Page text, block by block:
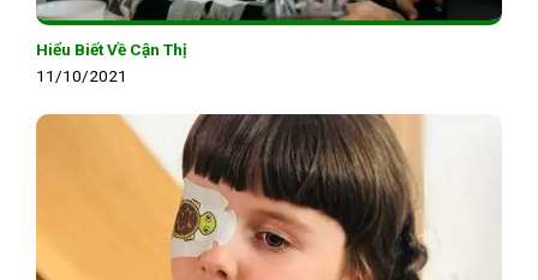
Hiểu Biết Về Cận Thị
11/10/2021